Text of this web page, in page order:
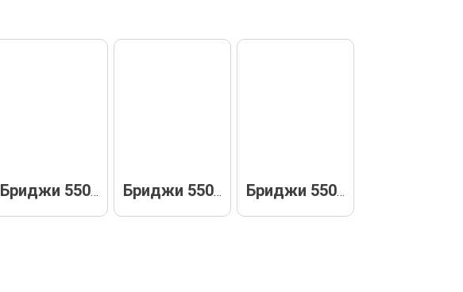
Бриджи 55044 Бриджи 55071 Бриджи 55037